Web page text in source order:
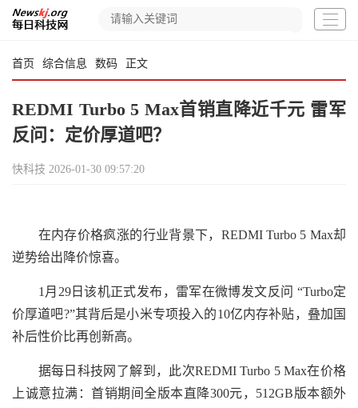
首页 综合信息 数码 正文
REDMI Turbo 5 Max首销直降近千元 雷军
反问：定价厚道吧？
快科技 2026-01-30 09:57:20
在内存价格疯涨的行业背景下，REDMI Turbo 5 Max却
逆势给出降价惊喜。
1月29日该机正式发布，雷军在微博发文反问 “Turbo定
价厚道吧?”其背后是小米专项投入的10亿内存补贴，叠加国
补后性价比再创新高。
据每日科技网了解到，此次REDMI Turbo 5 Max在价格
上诚意拉满：首销期间全版本直降300元，512GB版本额外